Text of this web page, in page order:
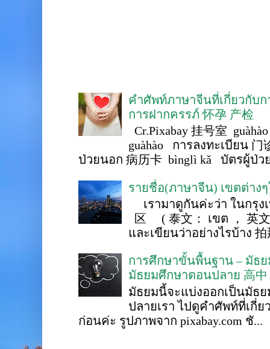
คำศัพท์ภาษาจีนที่เกี่ยวกับ
การฝากครรภ์ 怀孕 产检
Cr.Pixabay 挂号室
guàhào การลงทะเบียน 门
ป่วยนอก 病历卡 bìnglì kǎ บัตรผู้ป่ว
รายชื่อ(ภาษาจีน) เขตต่าง
เรามาดูกันค่ะว่า ในกรุง
区 ( 泰文： เขต ， 英
และเขียนว่าอย่างไรบ้าง 拍
การศึกษาขั้นพื้นฐาน – มัธ
มัธยมศึกษาตอนปลาย 高中
มัธยมนี้จะแบ่งออกเป็นมัธ
ปลายเรา ไปดูคำศัพท์ที่เกี่
ก่อนค่ะ รูปภาพจาก pixabay.com ชั...